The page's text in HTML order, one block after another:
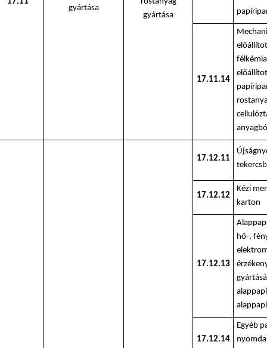
gyártása
gyártása
17.11.14
17.12.11
17.12.12
Kézi
karton
17.12.13
hő-,
17.12.14
Egyéb